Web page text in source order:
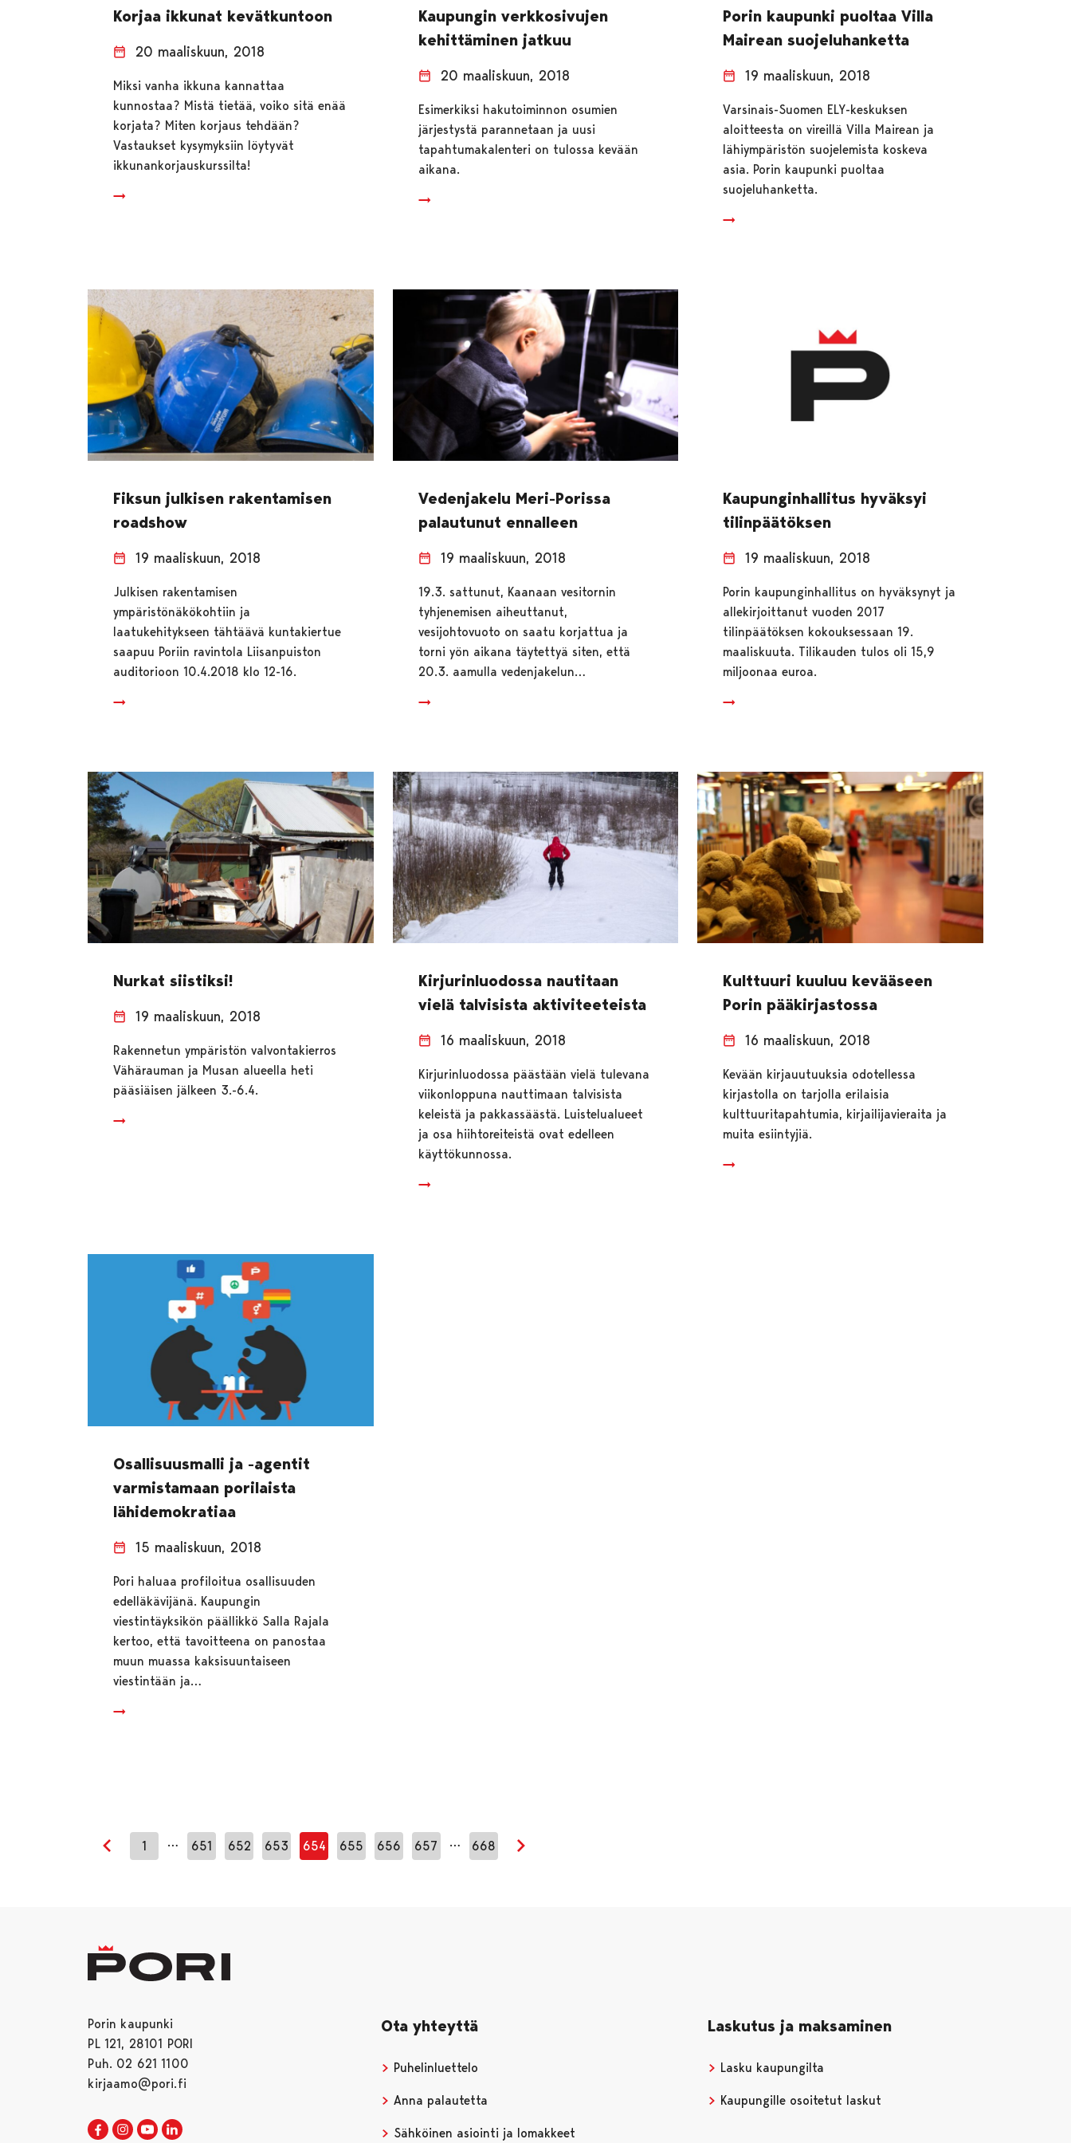
Korjaa ikkunat kevätkuntoon
20 maaliskuun, 2018
Miksi vanha ikkuna kannattaa
kunnostaa? Mistä tietää, voiko sitä enää
korjata? Miten korjaus tehdään?
Vastaukset kysymyksiin löytyvät
ikkunankorjauskurssilta!
Kaupungin verkkosivujen
kehittäminen jatkuu
20 maaliskuun, 2018
Esimerkiksi hakutoiminnon osumien
järjestystä parannetaan ja uusi
tapahtumakalenteri on tulossa kevään
aikana.
Porin kaupunki puoltaa Villa
Mairean suojeluhanketta
19 maaliskuun, 2018
Varsinais-Suomen ELY-keskuksen
aloitteesta on vireillä Villa Mairean ja
lähiympäristön suojelemista koskeva
asia. Porin kaupunki puoltaa
suojeluhanketta.
Fiksun julkisen rakentamisen
roadshow
19 maaliskuun, 2018
Julkisen rakentamisen
ympäristönäkökohtiin ja
laatukehitykseen tähtäävä kuntakiertue
saapuu Poriin ravintola Liisanpuiston
auditorioon 10.4.2018 klo 12-16.
Vedenjakelu Meri-Porissa
palautunut ennalleen
19 maaliskuun, 2018
19.3. sattunut, Kaanaan vesitornin
tyhjenemisen aiheuttanut,
vesijohtovuoto on saatu korjattua ja
torni yön aikana täytettyä siten, että
20.3. aamulla vedenjakelun…
Kaupunginhallitus hyväksyi
tilinpäätöksen
19 maaliskuun, 2018
Porin kaupunginhallitus on hyväksynyt ja
allekirjoittanut vuoden 2017
tilinpäätöksen kokouksessaan 19.
maaliskuuta. Tilikauden tulos oli 15,9
miljoonaa euroa.
Nurkat siistiksi!
19 maaliskuun, 2018
Rakennetun ympäristön valvontakierros
Vähärauman ja Musan alueella heti
pääsiäisen jälkeen 3.-6.4.
Kirjurinluodossa nautitaan
vielä talvisista aktiviteeteista
16 maaliskuun, 2018
Kirjurinluodossa päästään vielä tulevana
viikonloppuna nauttimaan talvisista
keleistä ja pakkassäästä. Luistelualueet
ja osa hiihtoreiteistä ovat edelleen
käyttökunnossa.
Kulttuuri kuuluu kevääseen
Porin pääkirjastossa
16 maaliskuun, 2018
Kevään kirjauutuuksia odotellessa
kirjastolla on tarjolla erilaisia
kulttuuritapahtumia, kirjailijavieraita ja
muita esiintyjiä.
Osallisuusmalli ja -agentit
varmistamaan porilaista
lähidemokratiaa
15 maaliskuun, 2018
Pori haluaa profiloitua osallisuuden
edelläkävijänä. Kaupungin
viestintäyksikön päällikkö Salla Rajala
kertoo, että tavoitteena on panostaa
muun muassa kaksisuuntaiseen
viestintään ja…
Edellinen sivu
1 … 651 652 653 654 655 656 657 … 668
Porin kaupunki
PL 121, 28101 PORI
Puh. 02 621 1100
kirjaamo@pori.fi
Porin kaupunki Facebookissa
Avautuu uudessa välilehdessä
Porin kaupunki Instagramissa
Avautuu uudessa välilehdessä
Porin kaupunki Youtubessa
Avautuu uudessa välilehdessä
Ota yhteyttä
Puhelinluettelo
Anna palautetta
Sähköinen asiointi ja lomakkeet
Laskutus ja maksaminen
Lasku kaupungilta
Kaupungille osoitetut laskut